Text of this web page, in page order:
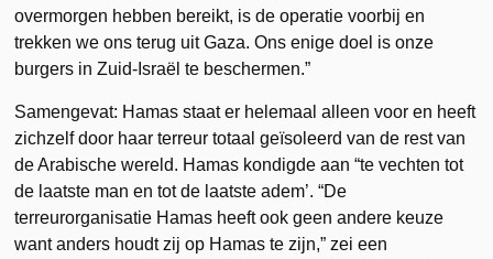
overmorgen hebben bereikt, is de operatie voorbij en
trekken we ons terug uit Gaza. Ons enige doel is onze
burgers in Zuid-Israël te beschermen.”
Samengevat: Hamas staat er helemaal alleen voor en heeft
zichzelf door haar terreur totaal geïsoleerd van de rest van
de Arabische wereld. Hamas kondigde aan “te vechten tot
de laatste man en tot de laatste adem’. “De
terreurorganisatie Hamas heeft ook geen andere keuze
want anders houdt zij op Hamas te zijn,” zei een